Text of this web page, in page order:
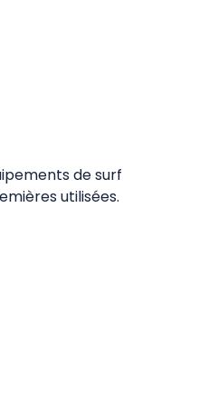
de surf
utilisées.